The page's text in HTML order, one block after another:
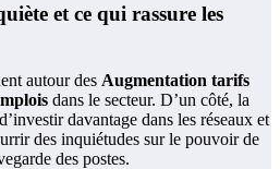
et ce qui rassure les
autour des Augmentation tarifs
dans le secteur. D’un côté, la
davantage dans les réseaux et
des inquiétudes sur le pouvoir de
des postes.